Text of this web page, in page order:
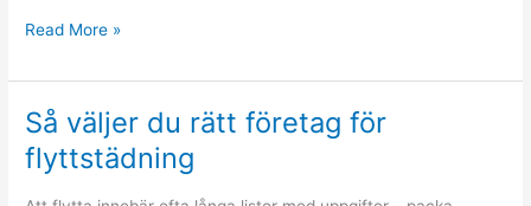
Så
du
rätt
elektriker
när
Read More »
Så väljer du rätt företag för
flyttstädning